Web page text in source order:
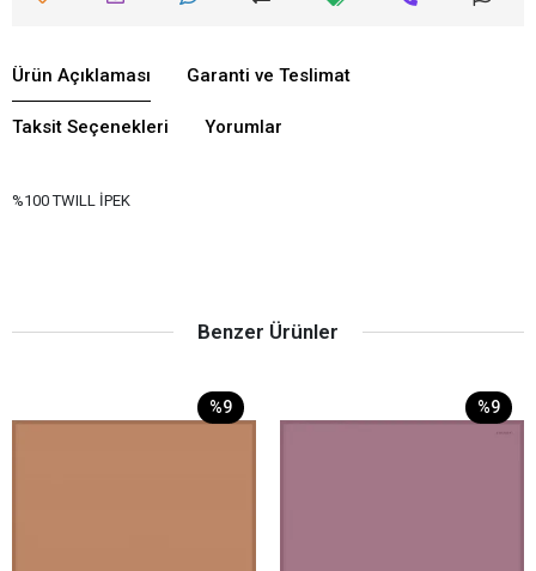
Ürün Açıklaması Garanti ve Teslimat
Taksit Seçenekleri Yorumlar
%100 TWILL İPEK
Benzer Ürünler
%9 %9